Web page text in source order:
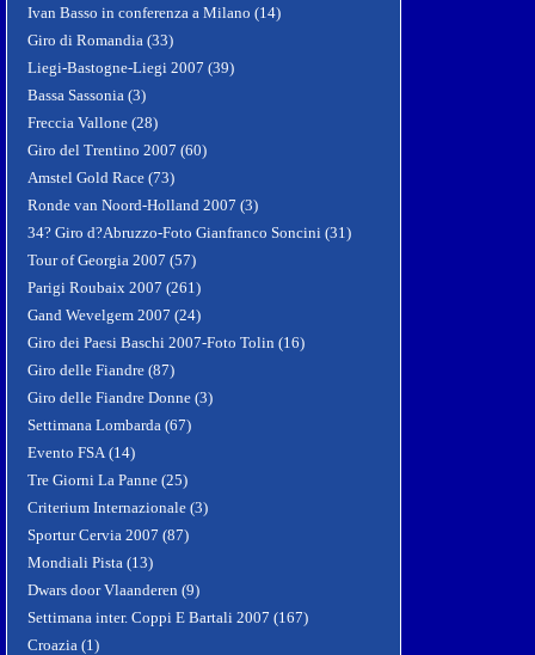
Ivan Basso in conferenza a Milano (14)
Giro di Romandia (33)
Liegi-Bastogne-Liegi 2007 (39)
Bassa Sassonia (3)
Freccia Vallone (28)
Giro del Trentino 2007 (60)
Amstel Gold Race (73)
Ronde van Noord-Holland 2007 (3)
34? Giro d?Abruzzo-Foto Gianfranco Soncini (31)
Tour of Georgia 2007 (57)
Parigi Roubaix 2007 (261)
Gand Wevelgem 2007 (24)
Giro dei Paesi Baschi 2007-Foto Tolin (16)
Giro delle Fiandre (87)
Giro delle Fiandre Donne (3)
Settimana Lombarda (67)
Evento FSA (14)
Tre Giorni La Panne (25)
Criterium Internazionale (3)
Sportur Cervia 2007 (87)
Mondiali Pista (13)
Dwars door Vlaanderen (9)
Settimana inter. Coppi E Bartali 2007 (167)
Croazia (1)